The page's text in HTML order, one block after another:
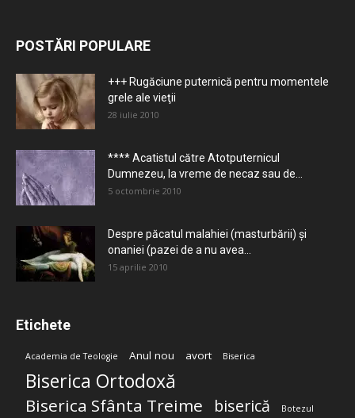
POSTĂRI POPULARE
+++ Rugăciune puternică pentru momentele
grele ale vieţii
28 iulie 2010
**** Acatistul către Atotputernicul
Dumnezeu, la vreme de necaz sau de...
5 octombrie 2010
Despre păcatul malahiei (masturbării) şi
onaniei (pazei de a nu avea...
15 aprilie 2010
Etichete
Academia de Teologie Anul nou avort Biserica
Biserica Ortodoxă
Biserica Sfânta Treime biserică Botezul